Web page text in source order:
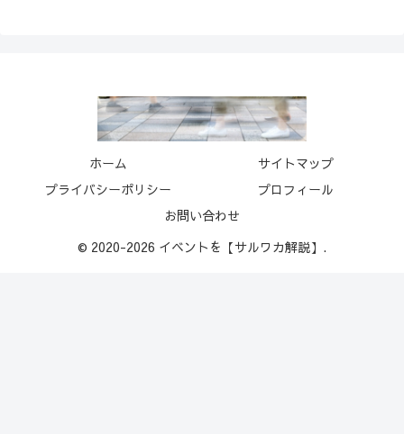
ホーム
サイトマップ
プライバシーポリシー
プロフィール
お問い合わせ
© 2020-2026 イベントを【サルワカ解説】.